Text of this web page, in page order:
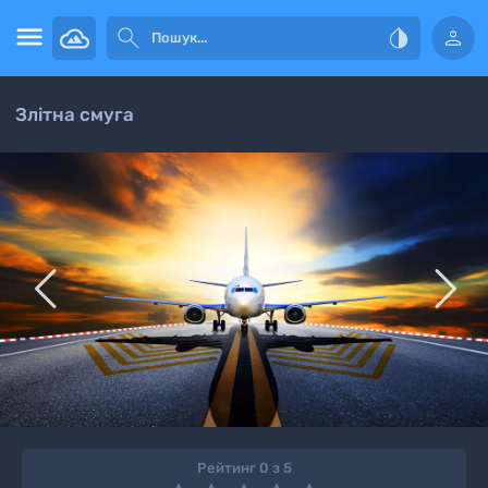
   
Злітна смуга
 
Рейтинг 0 з 5